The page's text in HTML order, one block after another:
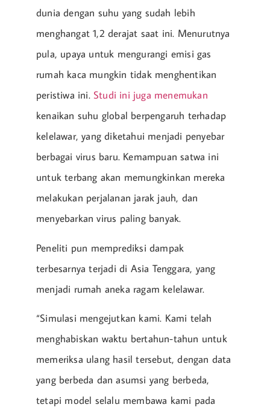
dunia dengan suhu yang sudah lebih
menghangat 1,2 derajat saat ini. Menurutnya
pula, upaya untuk mengurangi emisi gas
rumah kaca mungkin tidak menghentikan
peristiwa ini. Studi ini juga menemukan
kenaikan suhu global berpengaruh terhadap
kelelawar, yang diketahui menjadi penyebar
berbagai virus baru. Kemampuan satwa ini
untuk terbang akan memungkinkan mereka
melakukan perjalanan jarak jauh, dan
menyebarkan virus paling banyak.
Peneliti pun memprediksi dampak
terbesarnya terjadi di Asia Tenggara, yang
menjadi rumah aneka ragam kelelawar.
“Simulasi mengejutkan kami. Kami telah
menghabiskan waktu bertahun-tahun untuk
memeriksa ulang hasil tersebut, dengan data
yang berbeda dan asumsi yang berbeda,
tetapi model selalu membawa kami pada